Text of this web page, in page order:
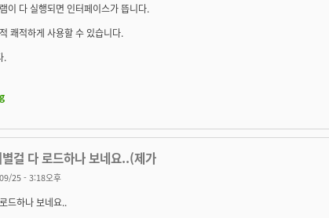
이 다 실행되면 인터페이스가 뜹니다.
쾌적하게 사용할 수 있습니다.
.
걸 다 로드하나 보네요..(제가
25 - 3:18오후
드하나 보네요..